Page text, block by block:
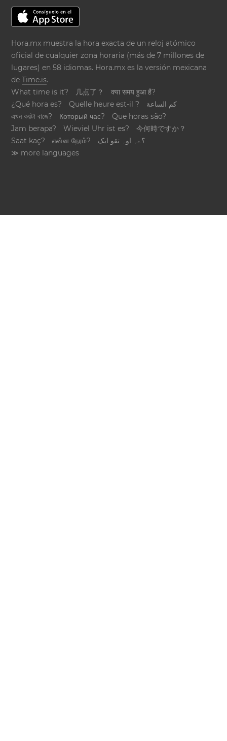
Hora.mx muestra la hora exacta de un reloj atómico
oficial de cualquier zona horaria (más de 7 millones de
lugares) en 58 idiomas. Hora.mx es la versión mexicana
deTime.is.
What time is it?
几点了？
क्या समय हुआ है?
¿Qué hora es?
Quelle heure est-il ?
كم الساعة
এখন কয়টা বাজে?
Который час?
Que horas são?
Jam berapa?
Wieviel Uhr ist es?
今何時ですか？
Saat kaç?
என்ன நேரம்?
؟ےہ اوہ تقو ایک
≫ more languages